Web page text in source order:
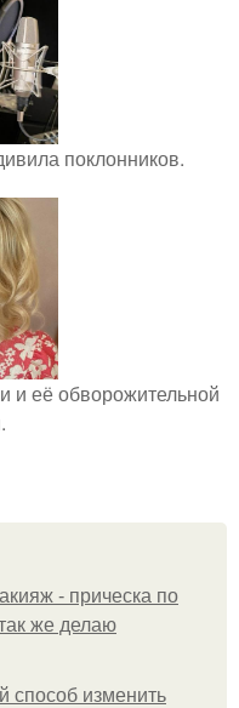
поклонников.
и её обворожительной
- прическа по
же делаю
способ изменить